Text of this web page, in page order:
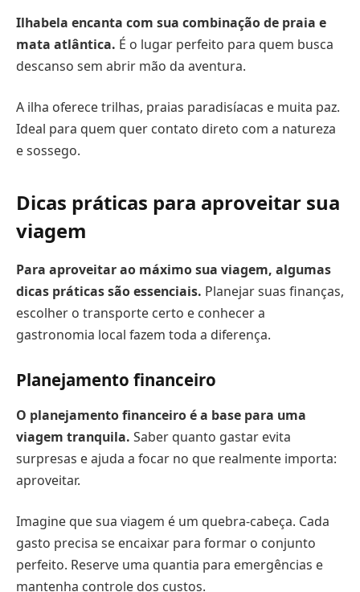
Ilhabela encanta com sua combinação de praia e
mata atlântica. É o lugar perfeito para quem busca
descanso sem abrir mão da aventura.
A ilha oferece trilhas, praias paradisíacas e muita paz.
Ideal para quem quer contato direto com a natureza
e sossego.
Dicas práticas para aproveitar sua
viagem
Para aproveitar ao máximo sua viagem, algumas
dicas práticas são essenciais. Planejar suas finanças,
escolher o transporte certo e conhecer a
gastronomia local fazem toda a diferença.
Planejamento financeiro
O planejamento financeiro é a base para uma
viagem tranquila. Saber quanto gastar evita
surpresas e ajuda a focar no que realmente importa:
aproveitar.
Imagine que sua viagem é um quebra-cabeça. Cada
gasto precisa se encaixar para formar o conjunto
perfeito. Reserve uma quantia para emergências e
mantenha controle dos custos.